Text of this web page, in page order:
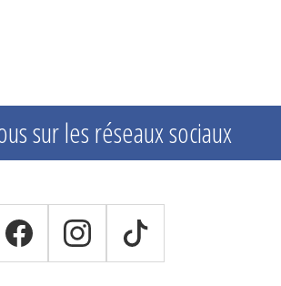
sur les réseaux sociaux